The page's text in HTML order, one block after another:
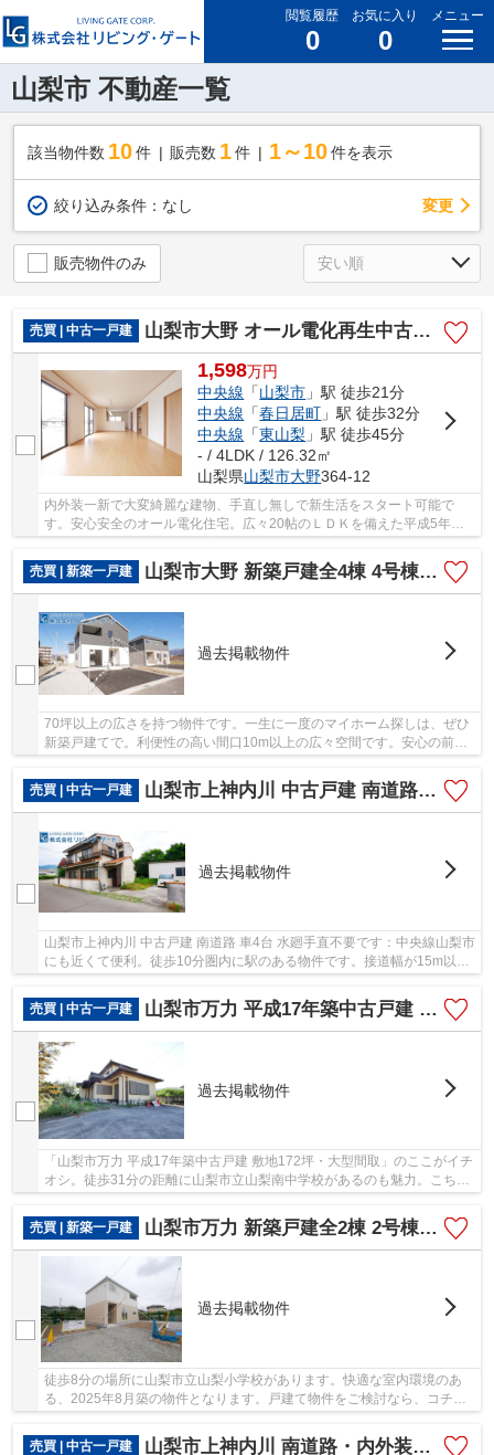
閲覧履歴
0
お気に入り
0
メニュー
山梨市 不動産一覧
該当物件数 10件 販売数 1 件 1～10 件を表示
絞り込み条件： なし 変更
販売物件のみ
売買 | 中古一戸建 山梨市大野 オール電化再生中古住宅 内外装大変綺麗です。
1,598万円
中央線 「山梨市 」駅 徒歩21分
中央線 「春日居町 」駅 徒歩32分
中央線 「東山梨 」駅 徒歩45分
- / 4LDK / 126.32㎡
山梨県山梨市大野364-12
内外装一新で大変綺麗な建物、手直し無しで新生活をスタート可能で
す。安心安全のオール電化住宅。広々20帖のＬＤＫを備えた平成5年築
売買 | 新築一戸建
山梨市大野 新築戸建全4棟 4号棟 南5.2ｍ道路 並列4台
過去掲載物件
70坪以上の広さを持つ物件です。一生に一度のマイホーム探しは、ぜひ
新築戸建てで。利便性の高い間口10m以上の広々空間です。安心の前面
売買 | 中古一戸建
山梨市上神内川 中古戸建 南道路 車4台 水廻手直不要です
過去掲載物件
山梨市上神内川 中古戸建 南道路 車4台 水廻手直不要です：中央線山梨市
にも近くて便利。徒歩10分圏内に駅のある物件です。接道幅が15m以上
売買 | 中古一戸建
山梨市万力 平成17年築中古戸建 敷地172坪・大型間取
過去掲載物件
「山梨市万力 平成17年築中古戸建 敷地172坪・大型間取」のここがイチ
オシ。徒歩31分の距離に山梨市立山梨南中学校があるのも魅力。こちら
売買 | 新築一戸建
山梨市万力 新築戸建全2棟 2号棟 陽当良好LDK18帖
過去掲載物件
徒歩8分の場所に山梨市立山梨小学校があります。快適な室内環境のあ
る、2025年8月築の物件となります。戸建て物件をご検討なら、コチラ
売買 | 中古一戸建
山梨市上神内川 南道路・内外装一新の中古住宅 車並列3台以上